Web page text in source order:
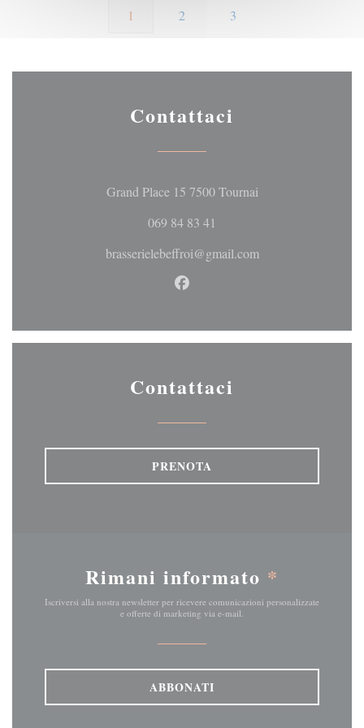
1 2 3
Contattaci
Grand Place 15 7500 Tournai((apre una nuova
069 84 83 41
brasserielebeffroi@gmail.com
Facebook ((apre una nuova
Contattaci
PRENOTA
Rimani informato *
Iscriversi alla nostra newsletter per ricevere comunicazioni personalizzate
e offerte di marketing via e-mail.
ABBONATI